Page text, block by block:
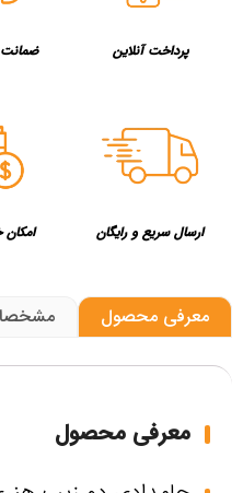
پرداخت آنلاین ضمانت
ارسال سریع و رایگان
معرفی محصول
معرفی محصول